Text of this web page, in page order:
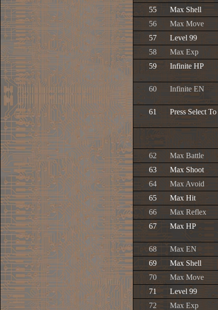
55
Max Shell
56
Max Move
57
Level 99
58
Max Exp
59
Infinite HP
60 Infinite EN
61 Press Select
62
Max Battle
63
Max Shoot
64
Max Avoid
65
Max Hit
66
Max Reflex
67
Max HP
68
Max EN
69
Max Shell
70
Max Move
71
Level 99
72
Max Exp